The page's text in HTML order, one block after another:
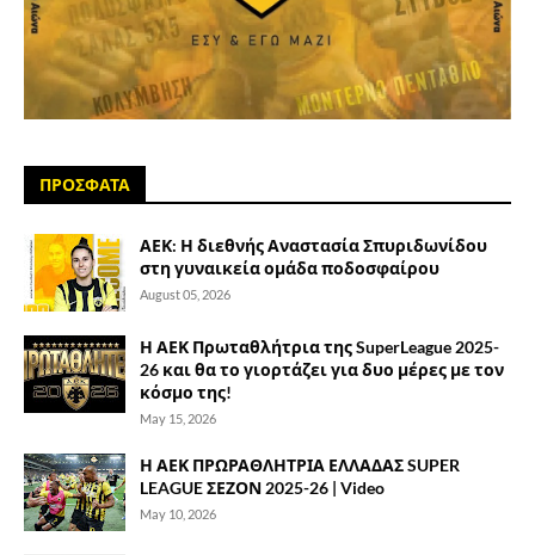
ΠΡΟΣΦΑΤΑ
ΑΕΚ: Η διεθνής Αναστασία Σπυριδωνίδου
στη γυναικεία ομάδα ποδοσφαίρου
August 05, 2026
Η ΑΕΚ Πρωταθλήτρια της SuperLeague 2025-
26 και θα το γιορτάζει για δυο μέρες με τον
κόσμο της!
May 15, 2026
Η ΑΕΚ ΠΡΩΡΑΘΛΗΤΡΙΑ ΕΛΛΑΔΑΣ SUPER
LEAGUE ΣΕΖΟΝ 2025-26 | Video
May 10, 2026